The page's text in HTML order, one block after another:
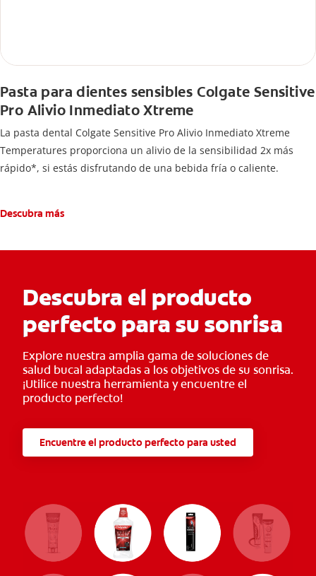
Pasta para dientes sensibles Colgate Sensitive
Pro Alivio Inmediato Xtreme
La pasta dental Colgate Sensitive Pro Alivio Inmediato Xtreme
Temperatures proporciona un alivio de la sensibilidad 2x más
rápido*, si estás disfrutando de una bebida fría o caliente.
Descubra más
Descubra el producto
perfecto para su sonrisa
Explore nuestra amplia gama de soluciones de
salud bucal adaptadas a los objetivos de su sonrisa.
¡Utilice nuestra herramienta y encuentre el
producto perfecto!
Encuentre el producto perfecto para usted